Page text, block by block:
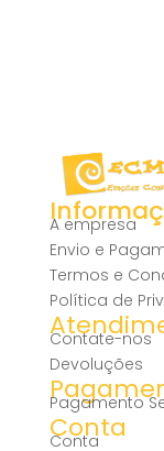
A empresa
Envio e
Termos e
Política de
Contate-nos
Devoluções
Pagamento
Conta
Conta